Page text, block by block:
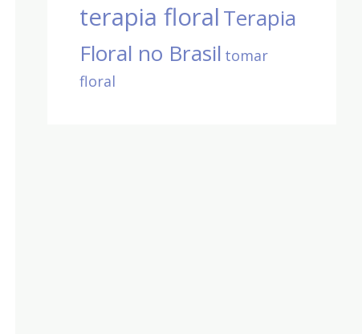
terapia floralTerapia
Floral no Brasil tomar
floral